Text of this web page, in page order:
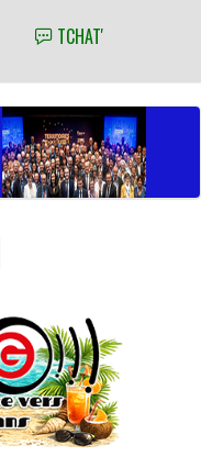
TCHAT'